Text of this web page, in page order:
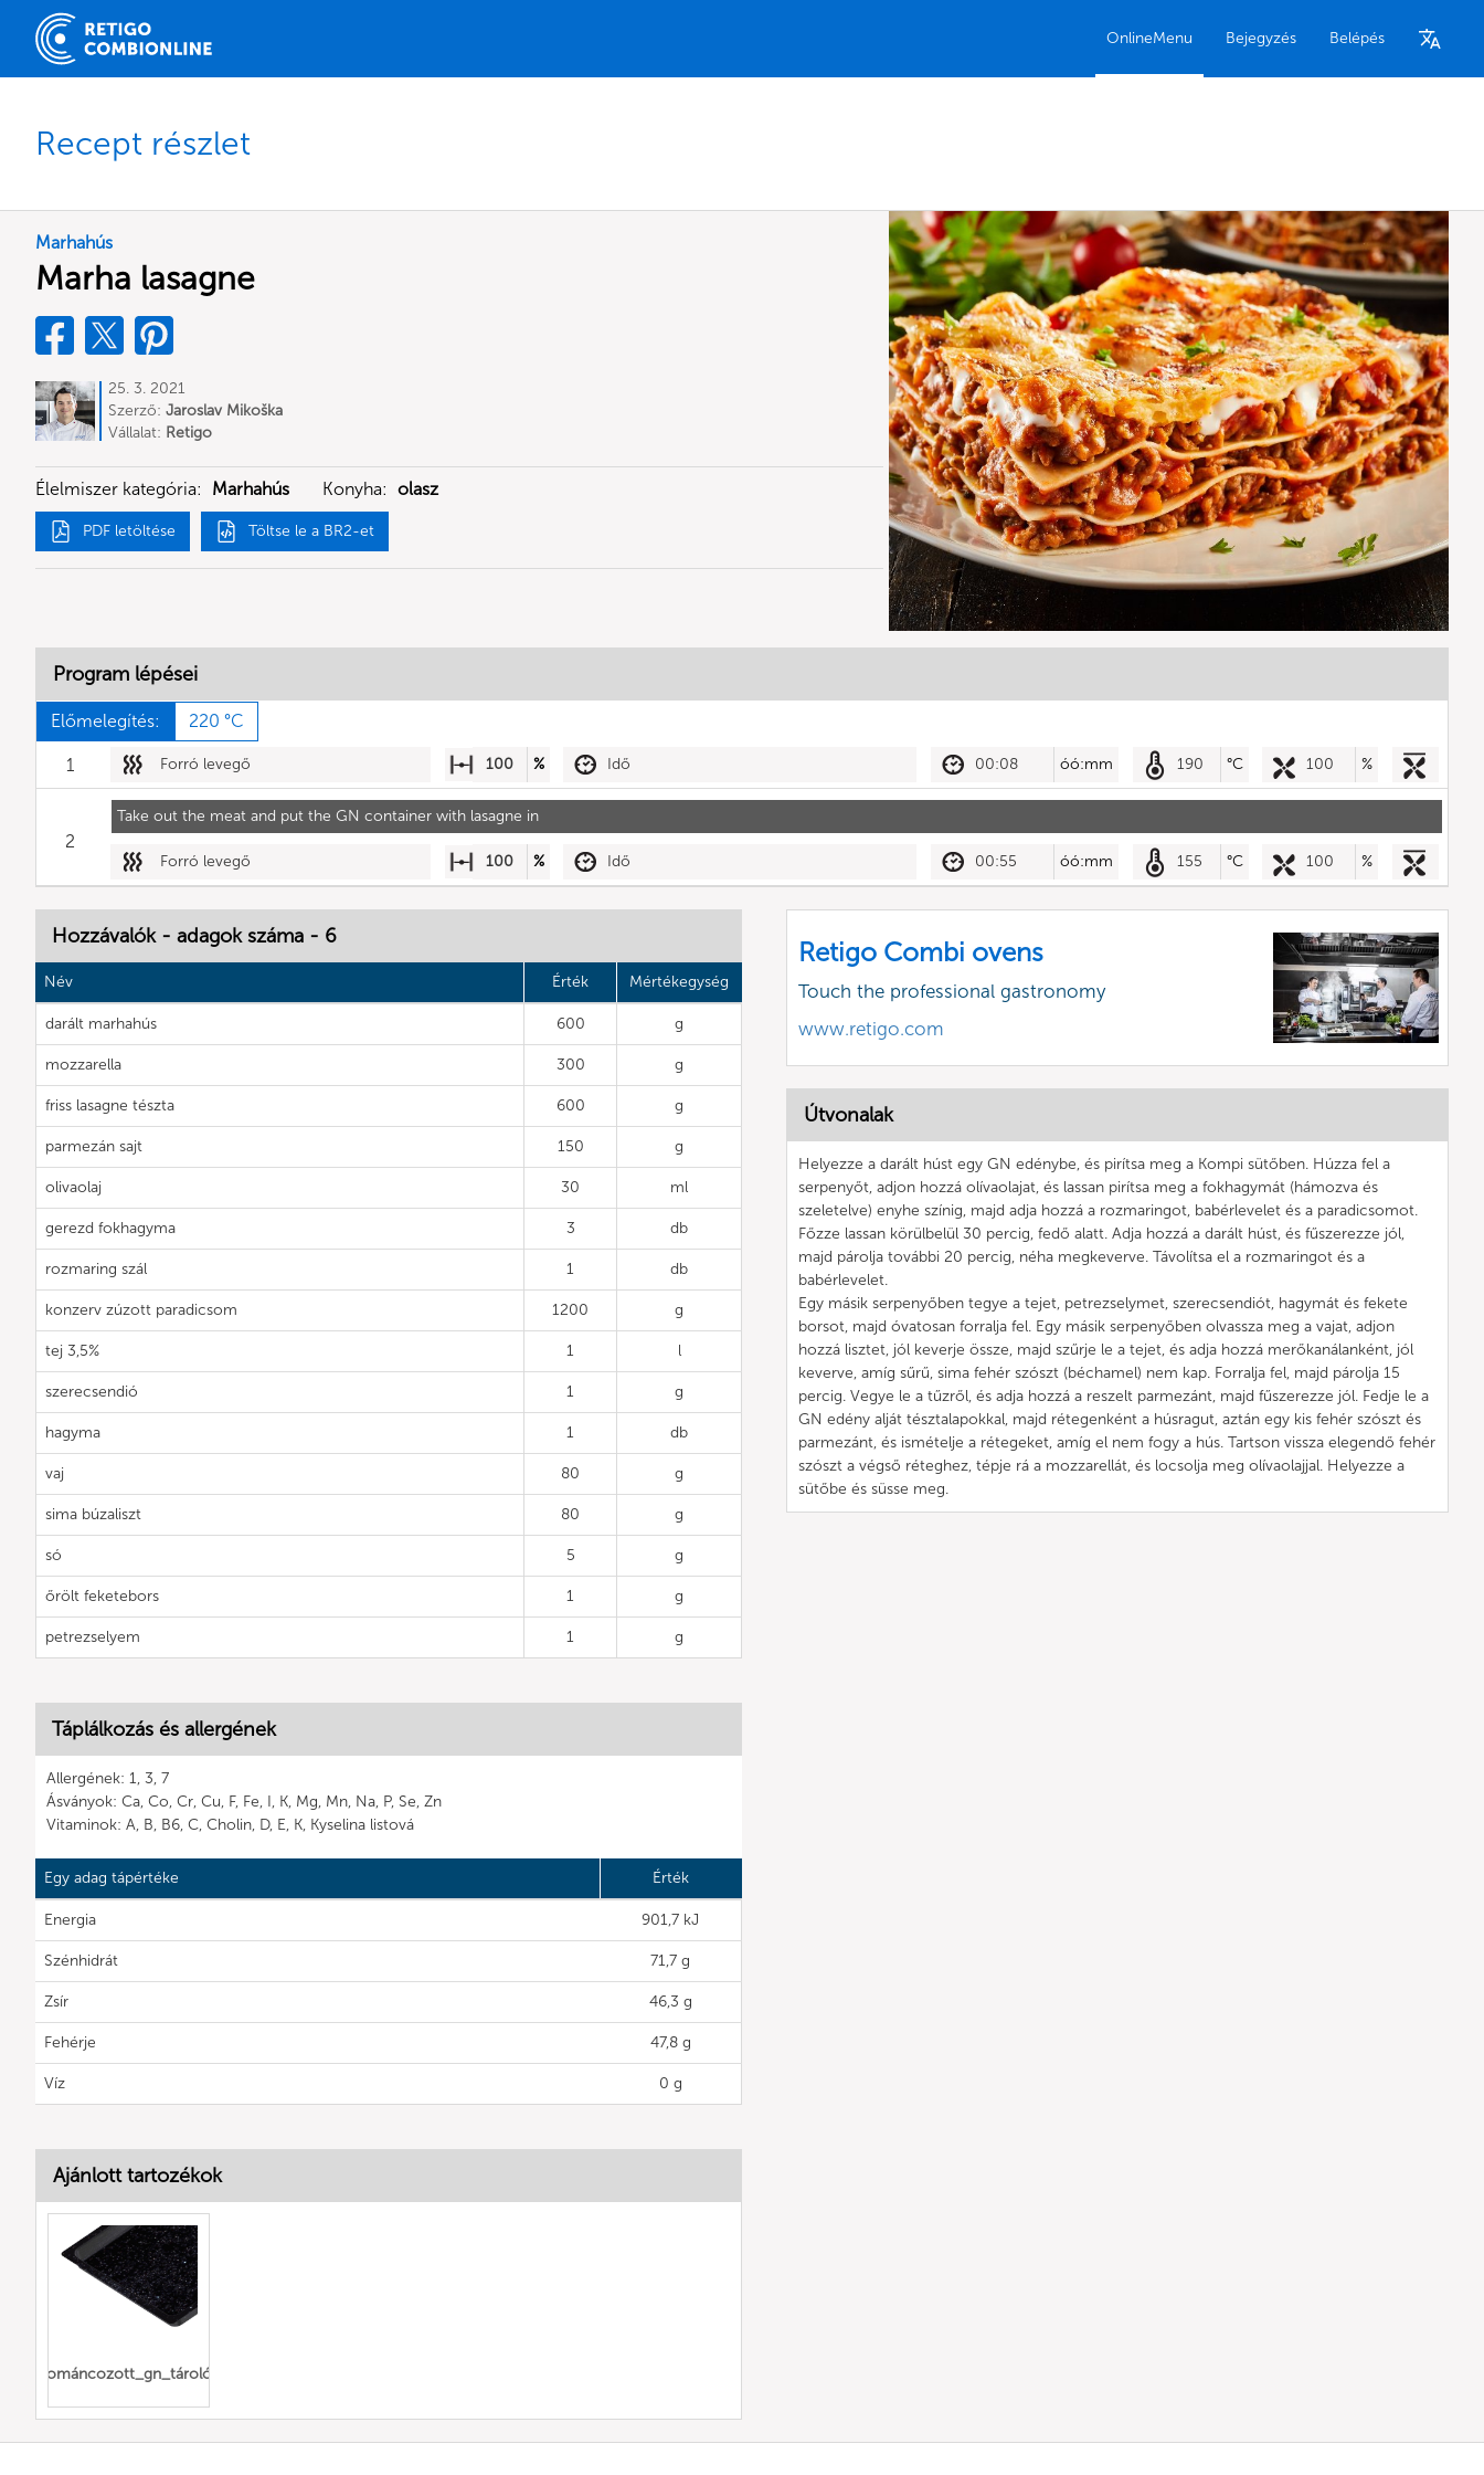
OnlineMenu Bejegyzés Belépés
Recept részlet
Marhahús
Marha lasagne
25. 3. 2021
Szerző: Jaroslav Mikoška
Vállalat: Retigo
Élelmiszer kategória: Marhahús Konyha: olasz
PDF letöltése Töltse le a BR2-et
Program lépései
Előmelegítés: 220 °C
1 Forró levegő 100 % Idő 00:08 óó:mm 190 °C 100 %
Take out the meat and put the GN container with lasagne in
2
Forró levegő 100 % Idő 00:55 óó:mm 155 °C 100 %
Hozzávalók - adagok száma - 6
Név Érték Mértékegység
darált marhahús 600 g
mozzarella 300 g
friss lasagne tészta 600 g
parmezán sajt 150 g
olivaolaj 30 ml
gerezd fokhagyma 3 db
rozmaring szál 1 db
konzerv zúzott paradicsom 1200 g
tej 3,5% 1 l
szerecsendió 1 g
hagyma 1 db
vaj 80 g
sima búzaliszt 80 g
só 5 g
őrölt feketebors 1 g
petrezselyem 1 g
Táplálkozás és allergének
Allergének: 1, 3, 7
Ásványok: Ca, Co, Cr, Cu, F, Fe, I, K, Mg, Mn, Na, P, Se, Zn
Vitaminok: A, B, B6, C, Cholin, D, E, K, Kyselina listová
Egy adag tápértéke Érték
Energia 901,7 kJ
Szénhidrát 71,7 g
Zsír 46,3 g
Fehérje 47,8 g
Víz 0 g
Retigo Combi ovens
Touch the professional gastronomy
www.retigo.com
Útvonalak
Helyezze a darált húst egy GN edénybe, és pirítsa meg a Kompi sütőben. Húzza fel a
serpenyőt, adjon hozzá olívaolajat, és lassan pirítsa meg a fokhagymát (hámozva és
szeletelve) enyhe színig, majd adja hozzá a rozmaringot, babérlevelet és a paradicsomot.
Főzze lassan körülbelül 30 percig, fedő alatt. Adja hozzá a darált húst, és fűszerezze jól,
majd párolja további 20 percig, néha megkeverve. Távolítsa el a rozmaringot és a
babérlevelet.
Egy másik serpenyőben tegye a tejet, petrezselymet, szerecsendiót, hagymát és fekete
borsot, majd óvatosan forralja fel. Egy másik serpenyőben olvassza meg a vajat, adjon
hozzá lisztet, jól keverje össze, majd szűrje le a tejet, és adja hozzá merőkanálanként, jól
keverve, amíg sűrű, sima fehér szószt (béchamel) nem kap. Forralja fel, majd párolja 15
percig. Vegye le a tűzről, és adja hozzá a reszelt parmezánt, majd fűszerezze jól. Fedje le a
GN edény alját tésztalapokkal, majd rétegenként a húsragut, aztán egy kis fehér szószt és
parmezánt, és ismételje a rétegeket, amíg el nem fogy a hús. Tartson vissza elegendő fehér
szószt a végső réteghez, tépje rá a mozzarellát, és locsolja meg olívaolajjal. Helyezze a
sütőbe és süsse meg.
Ajánlott tartozékok
zománcozott_gn_tárolók